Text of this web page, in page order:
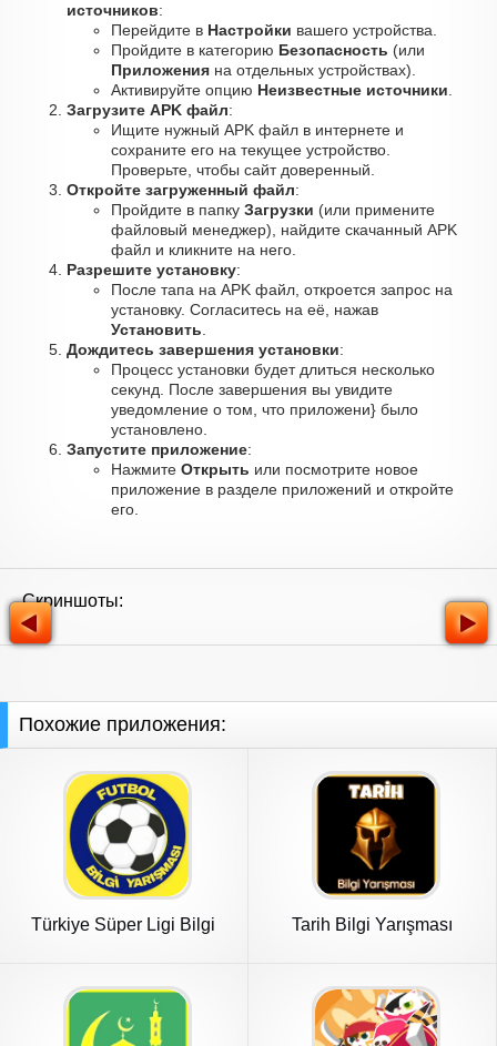
источников:
Перейдите в Настройки вашего устройства.
Пройдите в категорию Безопасность (или
Приложения на отдельных устройствах).
Активируйте опцию Неизвестные источники
Загрузите APK файл:
Ищите нужный APK файл в интернете и
сохраните его на текущее устройство.
Проверьте, чтобы сайт доверенный.
Откройте загруженный файл:
Пройдите в папку Загрузки (или примените
файловый менеджер), найдите скачанный APK
файл и кликните на него.
Разрешите установку:
После тапа на APK файл, откроется запрос на
установку. Согласитесь на её, нажав
Установить
Дождитесь завершения установки:
Процесс установки будет длиться несколько
секунд. После завершения вы увидите
уведомление о том, что приложени} было
установлено.
Запустите приложение:
Нажмите Открыть или посмотрите новое
приложение в разделе приложений и откройте
его.
Скриншоты:
Похожие приложения:
Türkiye Süper Ligi Bilgi
Tarih Bilgi Yarışması